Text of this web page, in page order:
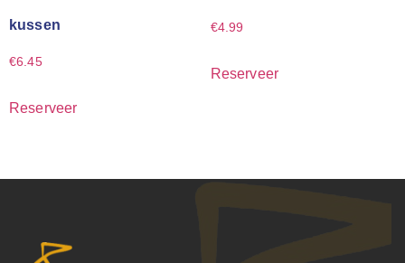
kussen
€6.45
Reserveer
€4.99
Reserveer